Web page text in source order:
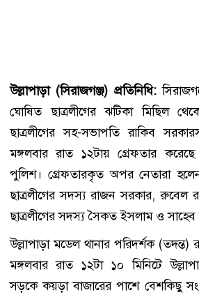
উল্লাপাড়া (সিরাজগঞ্জ) প্রতিনিধি:
ঘোষিত ছাত্রলীগের ঝটিকা মিছিল
ছাত্রলীগের সহ-সভাপতি রাকিব
মঙ্গলবার রাত ১২টায় গ্রেফতার করেছে
পুলিশ। গ্রেফতারকৃত অপর নেতারা
ছাত্রলীগের সদস্য রাজন সরকার, রুবেল
ছাত্রলীগের সদস্য সৈকত ইসলাম ও
উল্লাপাড়া মডেল থানার পরিদর্শক
মঙ্গলবার রাত ১২টা ১০ মিনিটে
সড়কে কয়ড়া বাজারের পাশে বেশকিছু